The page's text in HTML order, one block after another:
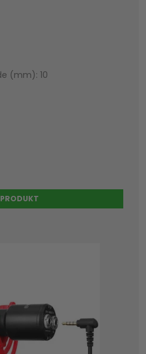
(mm): 10